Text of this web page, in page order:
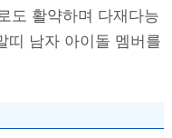
도 활약하며 다재다능
띠 남자 아이돌 멤버를